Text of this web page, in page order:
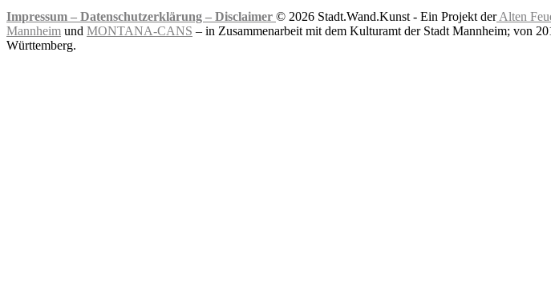
Impressum – Datenschutzerklärung – Disclaimer © 2026 Stadt.Wand.Kunst - Ein Projekt derAlten
Mannheim und MONTANA-CANS – in Zusammenarbeit mit dem Kulturamt der Stadt Mannheim; von
Württemberg.